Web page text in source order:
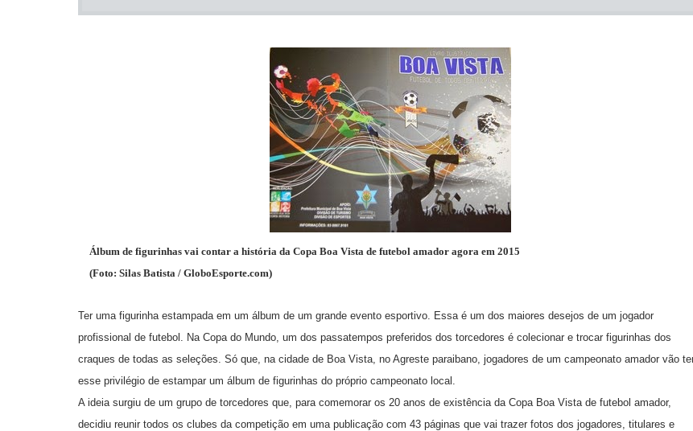
Álbum de figurinhas vai contar a história da Copa Boa Vista de futebol amador agora em 2015
(Foto: Silas Batista / GloboEsporte.com)
Ter uma figurinha estampada em um álbum de um grande evento esportivo. Essa é um dos maiores desejos de um jogador
profissional de futebol. Na Copa do Mundo, um dos passatempos preferidos dos torcedores é colecionar e trocar figurinhas dos
craques de todas as seleções. Só que, na cidade de Boa Vista, no Agreste paraibano, jogadores de um campeonato amador vão
esse privilégio de estampar um álbum de figurinhas do próprio campeonato local.
A ideia surgiu de um grupo de torcedores que, para comemorar os 20 anos de existência da Copa Boa Vista de futebol amador,
decidiu reunir todos os clubes da competição em uma publicação com 43 páginas que vai trazer fotos dos jogadores, titulares e